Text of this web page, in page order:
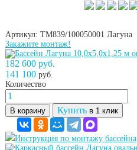
Артикул: ТМ839/100050001 Лагуна
Закажите монтаж!
182 600 руб.
141 100 руб.
Количество
В корзину Купить в 1 клик
Инструкция по монтажу бассейна